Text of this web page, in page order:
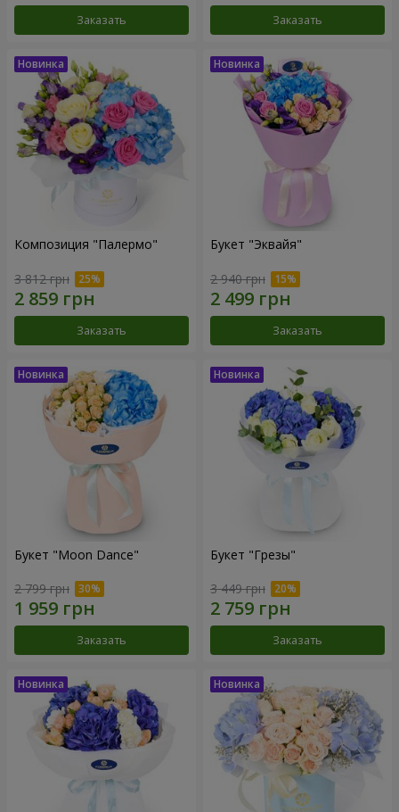
Заказать Заказать
Композиция "Палермо"
3 812 грн
Заказать
Букет "Эквайя"
2 940 грн
Заказать
Букет "Moon Dance"
2 799 грн
Заказать
Букет "Грезы"
3 449 грн
Заказать